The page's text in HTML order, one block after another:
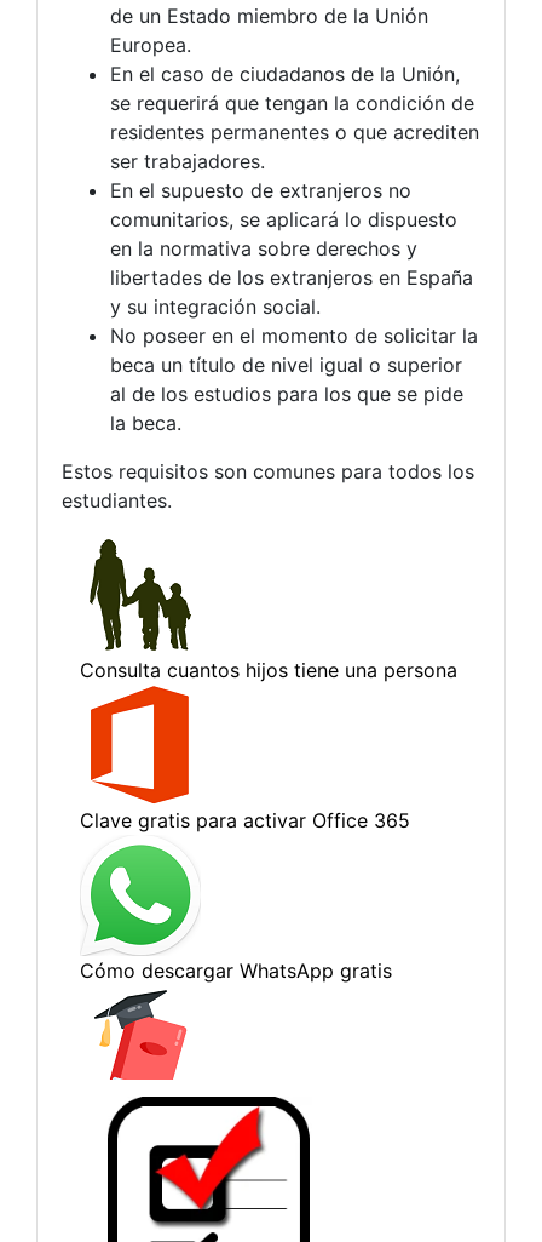
de un Estado miembro de la Unión
Europea.
En el caso de ciudadanos de la Unión,
se requerirá que tengan la condición de
residentes permanentes o que acrediten
ser trabajadores.
En el supuesto de extranjeros no
comunitarios, se aplicará lo dispuesto
en la normativa sobre derechos y
libertades de los extranjeros en España
y su integración social.
No poseer en el momento de solicitar la
beca un título de nivel igual o superior
al de los estudios para los que se pide
la beca.
Estos requisitos son comunes para todos los
estudiantes.